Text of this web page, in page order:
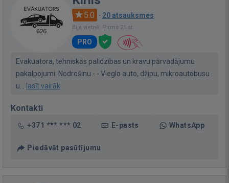
5.0 · 20 atsauksmes
Bija vietnē: Pirms 21 st.
PRO
Evakuatora, tehniskās palīdzības un kravu pārvadājumu
pakalpojumi. Nodrošinu - - Vieglo auto, džipu, mikroautobusu
u...
lasīt vairāk
Kontakti
+371 *** *** 02 E-pasts WhatsApp
Piedāvāt pasūtījumu